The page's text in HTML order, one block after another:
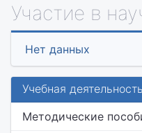
Участие в
Нет данных
Учебная деятельность
Методические